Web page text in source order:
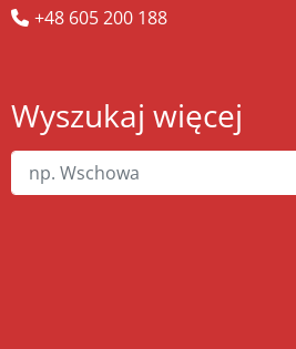
+48 605 200 188
Wyszukaj więcej